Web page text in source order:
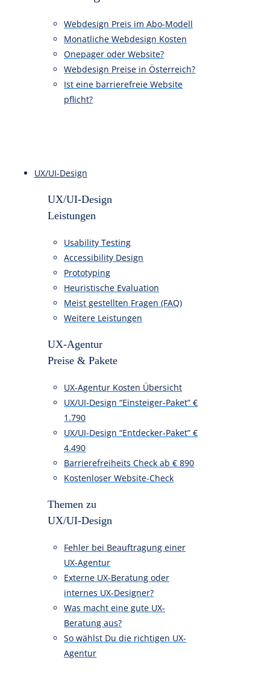
Themen zu
Webdesign
Webdesign Preis im Abo-Modell
Monatliche Webdesign Kosten
UX/UI-Design
UX/UI-Design
Leistungen
Usability Testing
Accessibility Design
Prototyping
Meist gestellten Fragen (FAQ)
Weitere Leistungen
UX-Agentur
Preise & Pakete
UX-Agentur Kosten Übersicht
UX/UI-Design “Einsteiger-Paket” €
1.790
4.490
Barrierefreiheits Check ab € 890
Kostenloser Website-Check
Themen zu
UX/UI-Design